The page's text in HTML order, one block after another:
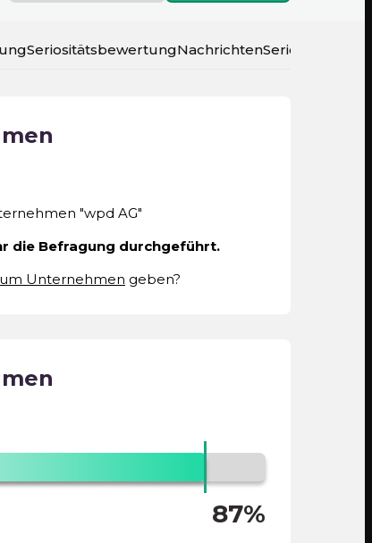
SeriositätsbewertungNachrichten
"wpd AG"
die Befragung durchgeführt.
Unternehmen geben?
87%